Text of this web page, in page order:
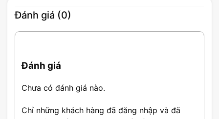
P3421W.
Đánh giá (0)
Đánh giá
Chưa có đánh giá nào.
Chỉ những khách hàng đã đăng nhập và đã